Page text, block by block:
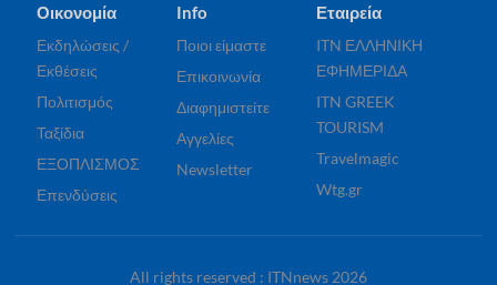
Οικονομία
Εκδηλώσεις /
Εκθέσεις
Πολιτισμός
Ταξίδια
ΕΞΟΠΛΙΣΜΟΣ
Επενδύσεις
Info
Ποιοι είμαστε
Επικοινωνία
Διαφημιστείτε
Αγγελίες
Newsletter
Εταιρεία
ITN ΕΛΛΗΝΙΚΗ
ΕΦΗΜΕΡΙΔΑ
ITN GREEK
TOURISM
Travelmagic
Wtg.gr
All rights reserved : ITNnews 2026